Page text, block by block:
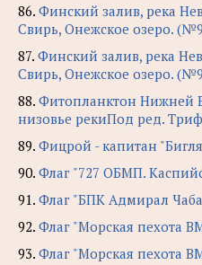
86. Финский залив, река
Свирь, Онежское озеро.
87. Финский залив, река
Свирь, Онежское озеро.
88. Фитопланктон Нижней
низовье рекиПод ред.
89. Фицрой - капитан
90. Флаг "727 ОБМП.
91. Флаг "БПК Адмирал
92. Флаг "Морская пехота
93. Флаг "Морская пехота